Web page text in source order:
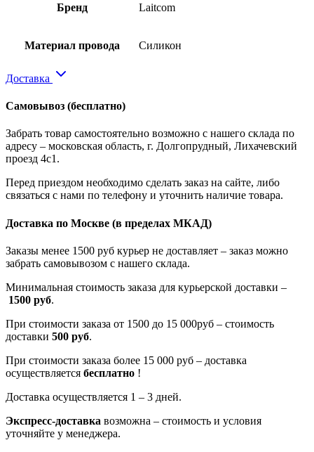
Бренд Laitcom
Материал провода Силикон
Доставка
Самовывоз (бесплатно)
Забрать товар самостоятельно возможно с нашего склада по
адресу – московская область, г. Долгопрудный, Лихачевский
проезд 4с1.
Перед приездом необходимо сделать заказ на сайте, либо
связаться с нами по телефону и уточнить наличие товара.
Доставка по Москве (в пределах МКАД)
Заказы менее 1500 руб курьер не доставляет – заказ можно
забрать самовывозом с нашего склада.
Минимальная стоимость заказа для курьерской доставки –
1500 руб.
При стоимости заказа от 1500 до 15 000руб – стоимость
доставки 500 руб.
При стоимости заказа более 15 000 руб – доставка
осуществляется бесплатно !
Доставка осуществляется 1 – 3 дней.
Экспресс-доставка возможна – стоимость и условия
уточняйте у менеджера.